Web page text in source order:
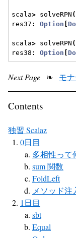
scala> solveRPN (
res37 : Option [
scala> solveRPN (
res38 : Option [
Next Page ❧ モ
Contents
独習 Scalaz
0日目
多相性って
sum 関数
FoldLeft
メソッド注
1日目
sbt
Equal